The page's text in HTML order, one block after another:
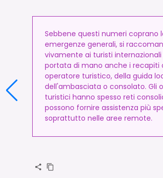
Sebbene questi numeri coprano
emergenze generali, si
vivamente ai turisti
portata di mano anche i recapiti
operatore turistico, della guida
dell'ambasciata o consolato. Gli
turistici hanno spesso reti
possono fornire assistenza più
soprattutto nelle aree remote.